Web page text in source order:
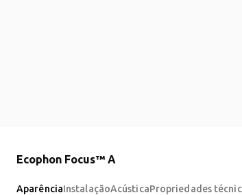
Ecophon Focus™ A
AparênciaInstalaçãoAcústicaPropriedades